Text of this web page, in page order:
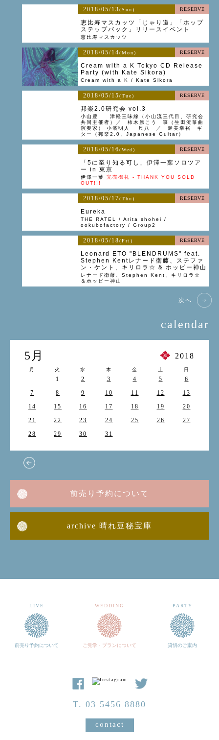
2018/05/13(Sun) RESERVE
恵比寿マスカッツ「じゃり道」「ホップ
ステップバック」リリースイベント
恵比寿マスカッツ
2018/05/14(Mon) RESERVE
Cream with a K Tokyo CD Release
Party (with Kate Sikora)
Cream with a K / Kate Sikora
2018/05/15(Tue) RESERVE
邦楽2.0研究会 vol.3
小山豊 津軽三味線（小山流三代目、研究会
共同主催者）／ 柿木原こう 箏（生田流箏曲
演奏家） 小濱明人 尺八 ／ 渥美幸裕 ギ
ター（邦楽2.0、Japanese Guitar）
2018/05/16(Wed) RESERVE
「5に至り知る可し」伊澤一葉ソロツア
ー in 東京
伊澤一葉 完売御礼 - THANK YOU SOLD
OUT!!!
2018/05/17(Thu) RESERVE
Eureka
THE RATEL / Arita shohei /
ookubofactory / Group2
2018/05/18(Fri) RESERVE
Leonard ETO "BLENDRUMS" feat.
Stephen Kentレナード衛藤、ステファ
ン・ケント、キリロラ☆ & ホッピー神山
レナード衛藤、Stephen Kent、キリロラ☆
＆ホッピー神山
次へ
calendar
5月 2018
月 火 水 木 金 土 日
1 2 3 4 5
6
7
8 9 10 11 12
13
14
15 16 17 18 19
20
21
22 23 24 25 26
27
28
29 30 31
前売り予約について
archive 晴れ豆秘宝庫
LIVE
前売り予約について
WEDDING
ご見学・プランについて
PARTY
貸切のご案内
T. 03 5456 8880
contact